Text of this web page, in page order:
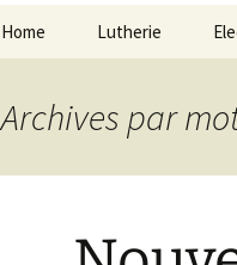
Home Lutherie
Archives par